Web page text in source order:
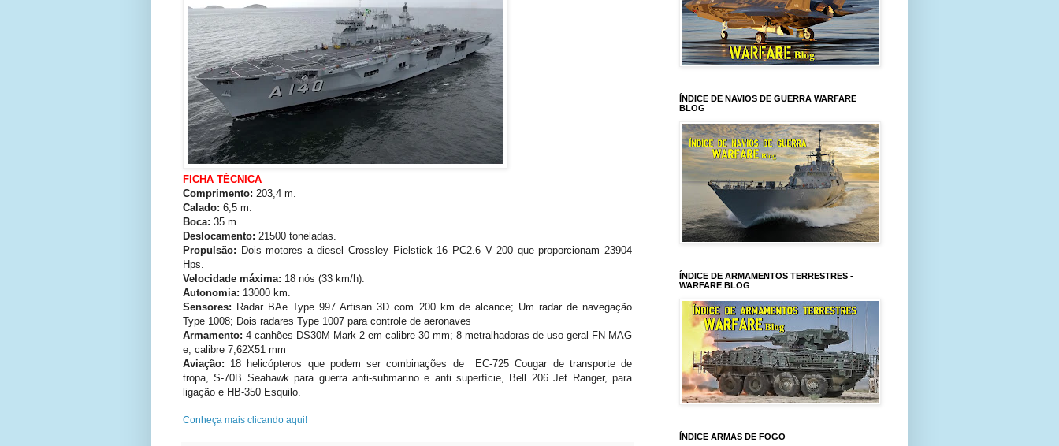
FICHA TÉCNICA
Comprimento: 203,4 m.
Calado: 6,5 m.
Boca: 35 m.
Deslocamento: 21500 toneladas.
Propulsão: Dois motores a diesel Crossley Pielstick 16 PC2.6 V 200 que proporcionam 23904
Hps.
Velocidade máxima: 18 nós (33 km/h).
Autonomia: 13000 km.
Sensores: Radar BAe Type 997 Artisan 3D com 200 km de alcance; Um radar de navegação
Type 1008; Dois radares Type 1007 para controle de aeronaves
Armamento: 4 canhões DS30M Mark 2 em calibre 30 mm; 8 metralhadoras de uso geral FN MAG
e, calibre 7,62X51 mm
Aviação: 18 helicópteros que podem ser combinações de
EC-725 Cougar de transporte de
tropa, S-70B Seahawk para guerra anti-submarino e anti superfície, Bell 206 Jet Ranger, para
ligação e HB-350 Esquilo.
Conheça mais clicando aqui!
ÍNDICE DE NAVIOS DE GUERRA WARFARE
BLOG
ÍNDICE DE ARMAMENTOS TERRESTRES -
WARFARE BLOG
ÍNDICE ARMAS DE FOGO